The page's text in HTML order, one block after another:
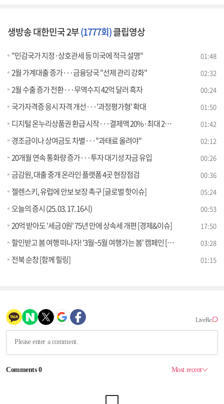
생방송 대한민국 2부(1777회)클립영상
"민감국가 지정·상호관세 등 미국에 적극 설명" 01:48
2월 가계대출 증가···금융당국 "선제 관리 강화" 02:32
2월 수출 증가 전환···무역수지 42억 달러 흑자 00:24
국가자격증 응시 자격 개선···'과정평가형' 확대 01:50
디지털 온누리상품권 환급 시작···결제액 20%·최대 2만 원 01:42
경조금이나 상여금도 차별···"과태료 올려야" 02:12
20개월 연속 통화량 증가···투자 대기성 자금 유입 00:26
금감원, 대출 중개 온라인 플랫폼 4곳 현장점검 00:36
젤렌스키, 유럽에 안보 보장 촉구 [글로벌 핫이슈] 05:24
오늘의 증시 (25. 03. 17. 16시) 00:53
20억 받아도 '세금 0원' 75년 만에 상속세 개편 [경제&이슈] 17:50
할인받고 봄 여행 떠나자! '3월~5월 여행가는 봄' 캠페인 [클릭K+] 03:28
전북 순창 [함께 힐링] 01:15